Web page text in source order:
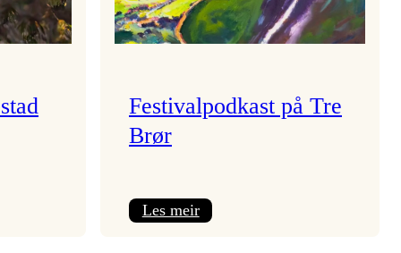
Festivalpodkast på Tre
Brør
Les meir: